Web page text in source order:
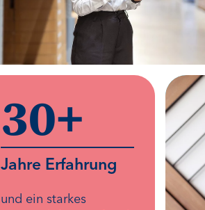
30+
Jahre Erfahrung
und ein starkes